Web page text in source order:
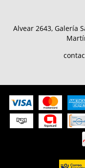
Alvear 2643, Galería